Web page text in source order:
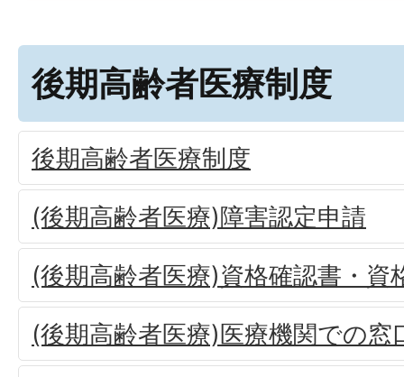
後期高齢者医療制度
後期高齢者医療制度
(後期高齢者医療)障害認定申請
(後期高齢者医療)資格確認書・資
(後期高齢者医療)医療機関での窓